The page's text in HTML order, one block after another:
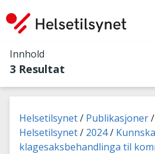
Innhold
3 Resultat
Du er her:
Helsetilsynet Publikasjoner
Helsetilsynet
2024
klagesaksbehandlinga til